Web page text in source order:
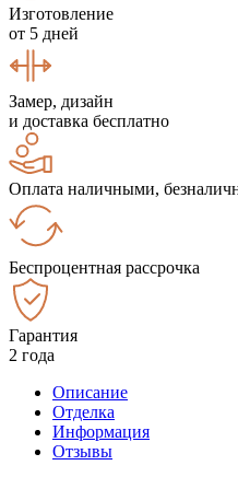
Изготовление
от 5 дней
Замер, дизайн
и доставка бесплатно
Оплата наличными,
Беспроцентная рассрочка
Гарантия
2 года
Описание
Отделка
Информация
Отзывы